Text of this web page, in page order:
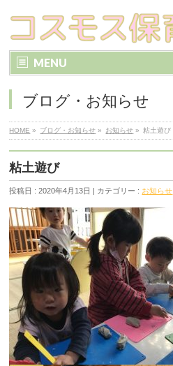
MENU
ブログ・お知らせ
HOME » ブログ・お知らせ » お知らせ » 粘土遊び
粘土遊び
投稿日 : 2020年4月13日 | カテゴリー : お知らせ